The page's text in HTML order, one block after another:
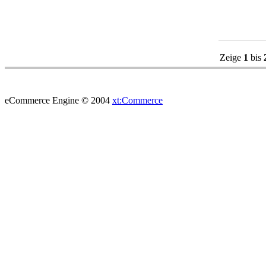
Zeige 1 bis
eCommerce Engine © 2004 xt:Commerce